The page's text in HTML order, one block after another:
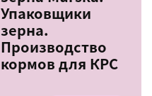
Упаковщики
зерна.
Производство
кормов для КРС